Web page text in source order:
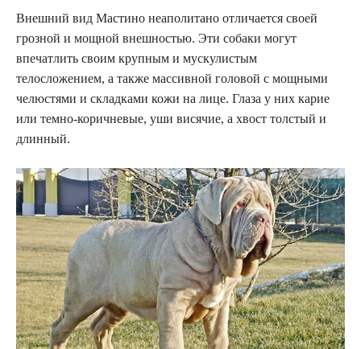
Внешний вид Мастино неаполитано отличается своей
грозной и мощной внешностью. Эти собаки могут
впечатлить своим крупным и мускулистым
телосложением, а также массивной головой с мощными
челюстями и складками кожи на лице. Глаза у них карие
или темно-коричневые, уши висячие, а хвост толстый и
длинный.